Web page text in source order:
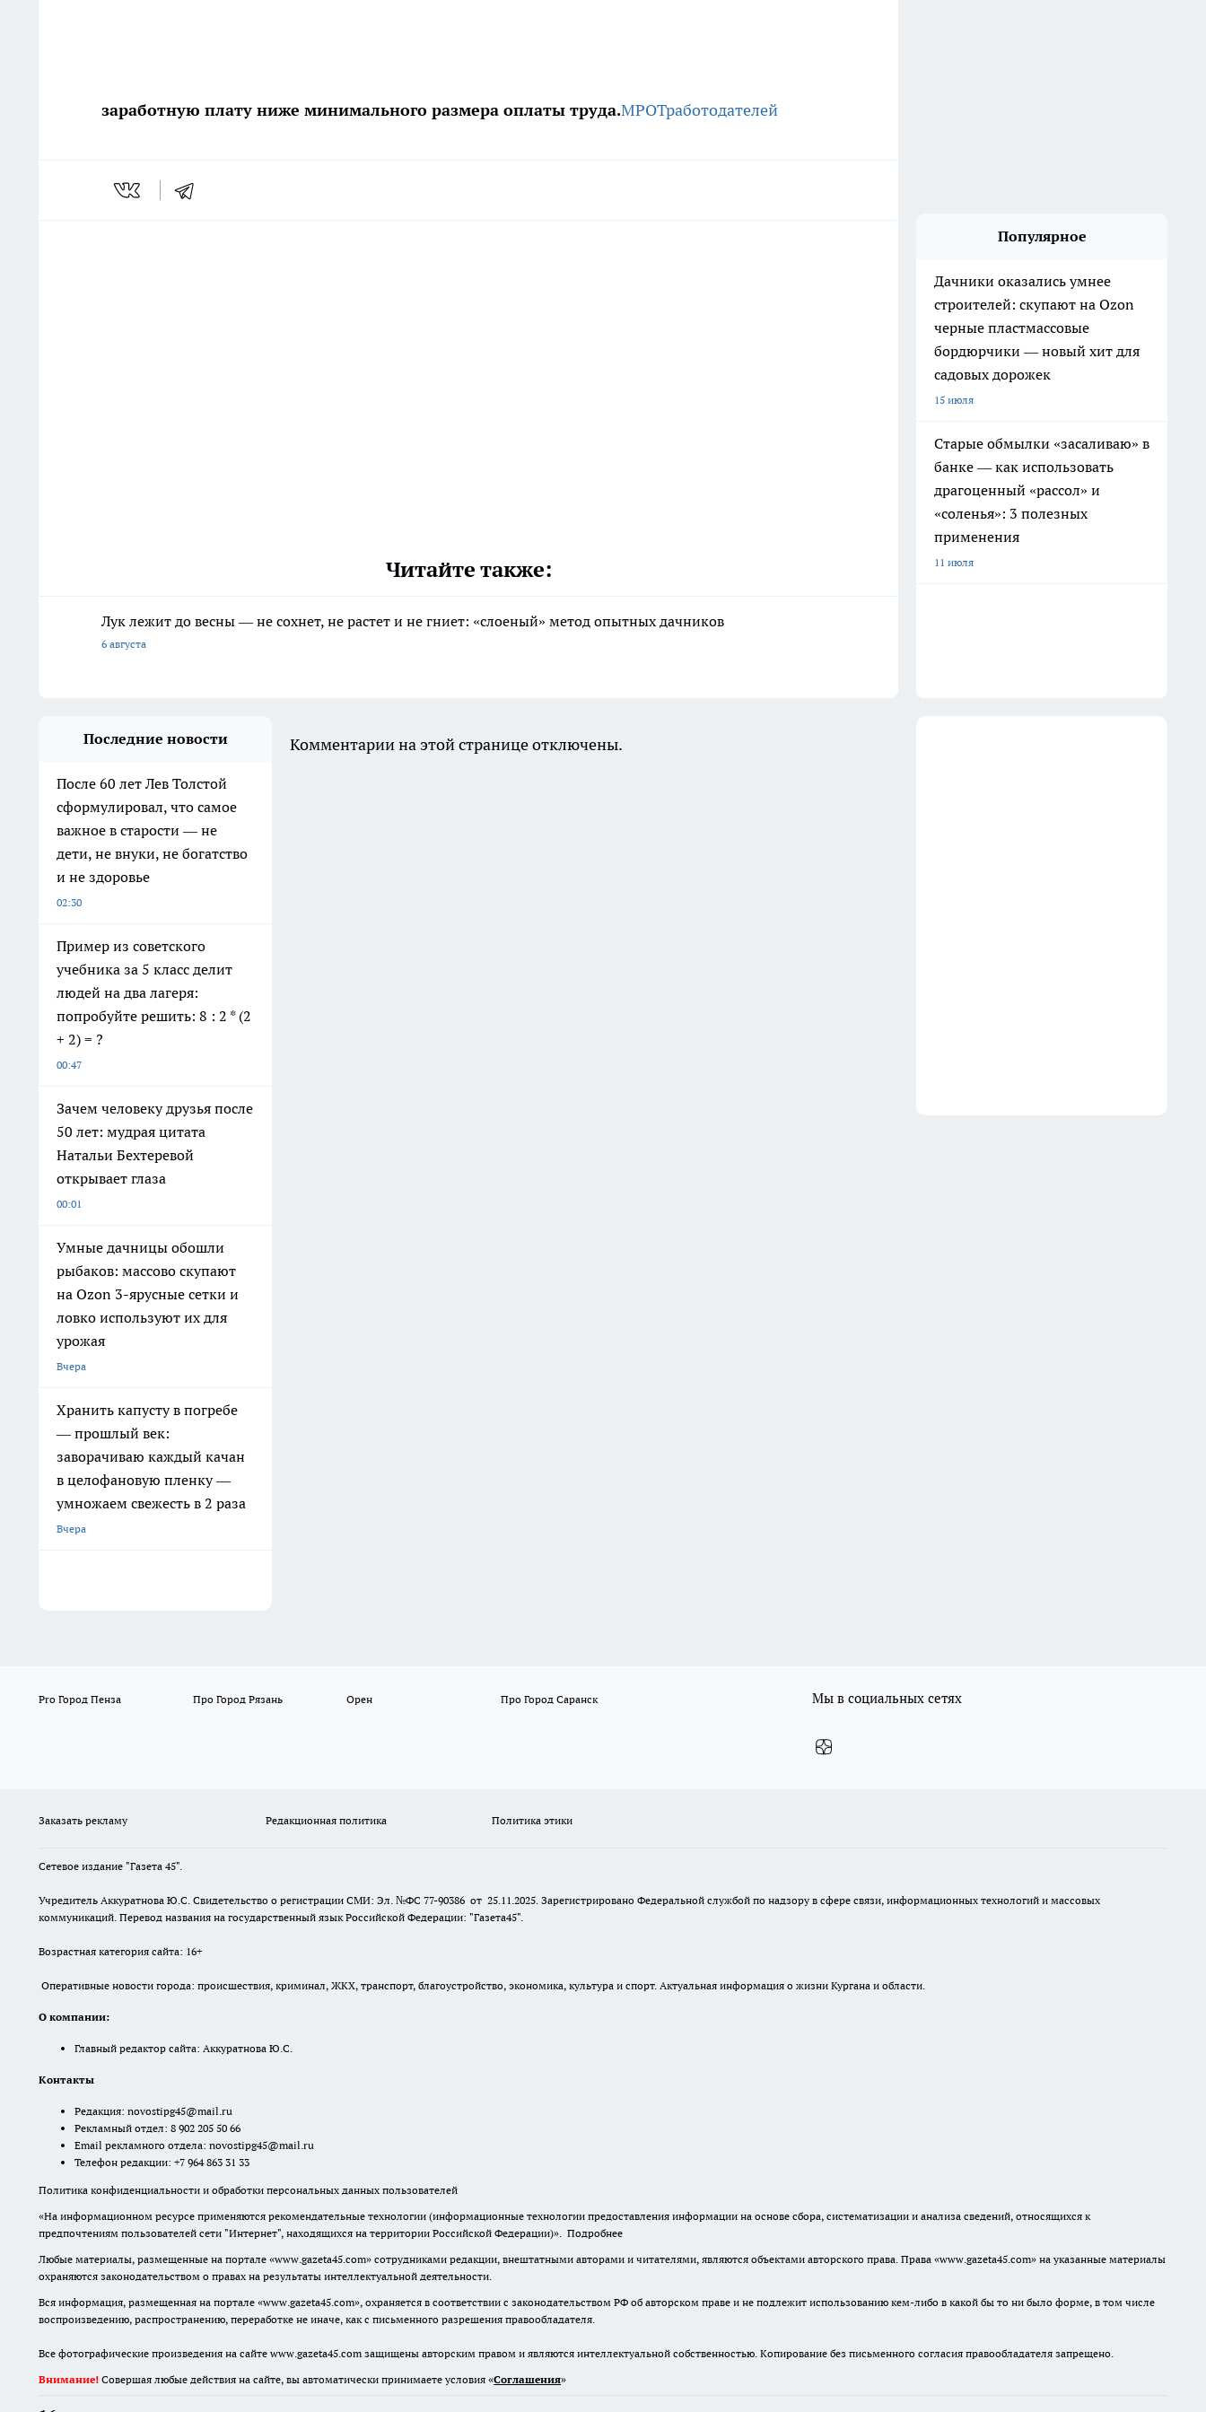
заработную плату ниже минимального размера оплаты труда.МРОТработодателей
Читайте также:
Лук лежит до весны — не сохнет, не растет и не гниет: «слоеный» метод опытных дачников
6 августа
Популярное
Дачники оказались умнее
строителей: скупают на Ozon
черные пластмассовые
бордюрчики — новый хит для
садовых дорожек
15 июля
Старые обмылки «засаливаю» в
банке — как использовать
драгоценный «рассол» и
«соленья»: 3 полезных
применения
11 июля
Последние новости
После 60 лет Лев Толстой
сформулировал, что самое
важное в старости — не
дети, не внуки, не богатство
и не здоровье
02:30
Пример из советского
учебника за 5 класс делит
людей на два лагеря:
попробуйте решить: 8 : 2 * (2
+ 2) = ?
00:47
Зачем человеку друзья после
50 лет: мудрая цитата
Натальи Бехтеревой
открывает глаза
00:01
Умные дачницы обошли
рыбаков: массово скупают
на Ozon 3-ярусные сетки и
ловко используют их для
урожая
Вчера
Хранить капусту в погребе
— прошлый век:
заворачиваю каждый качан
в целофановую пленку —
умножаем свежесть в 2 раза
Вчера
Комментарии на этой странице отключены.
Pro Город Пенза Про Город Рязань Орен Про Город Саранск Мы в социальных сетях
Заказать рекламу Редакционная политика Политика этики
Сетевое издание "Газета 45".
Учредитель Аккуратнова Ю.С. Свидетельство о регистрации СМИ: Эл. №ФС 77-90386 от 25.11.2025. Зарегистрировано Федеральной службой по надзору в сфере связи, информационных технологий и массовых
коммуникаций. Перевод названия на государственный язык Российской Федерации: "Газета45".
Возрастная категория сайта: 16+
Оперативные новости города: происшествия, криминал, ЖКХ, транспорт, благоустройство, экономика, культура и спорт. Актуальная информация о жизни Кургана и области.
О компании:
Главный редактор сайта: Аккуратнова Ю.С.
Контакты
Редакция: novostipg45@mail.ru
Рекламный отдел: 8 902 205 50 66
Email рекламного отдела: novostipg45@mail.ru
Телефон редакции: +7 964 863 31 33
Политика конфиденциальности и обработки персональных данных пользователей
«На информационном ресурсе применяются рекомендательные технологии (информационные технологии предоставления информации на основе сбора, систематизации и анализа сведений, относящихся к
предпочтениям пользователей сети "Интернет", находящихся на территории Российской Федерации)». Подробнее
Любые материалы, размещенные на портале «www.gazeta45.com» сотрудниками редакции, внештатными авторами и читателями, являются объектами авторского права. Права «www.gazeta45.com» на указанные материалы
охраняются законодательством о правах на результаты интеллектуальной деятельности.
Вся информация, размещенная на портале «www.gazeta45.com», охраняется в соответствии с законодательством РФ об авторском праве и не подлежит использованию кем-либо в какой бы то ни было форме, в том числе
воспроизведению, распространению, переработке не иначе, как с письменного разрешения правообладателя.
Все фотографические произведения на сайте www.gazeta45.com защищены авторским правом и являются интеллектуальной собственностью. Копирование без письменного согласия правообладателя запрещено.
Внимание! Совершая любые действия на сайте, вы автоматически принимаете условия «Cоглашения»